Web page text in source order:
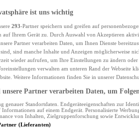
ist uns wichtig
293-Partner speichern und greifen auf
auf Ihrem Gerät zu. Durch Auswahl von Akzeptieren
Partner verarbeiten Daten, um Ihnen Dienste
sind manche Inhalte und Anzeigen möglicherweise
wieder aufrufen, um Ihre Einstellungen zu ändern
verwalten am unteren Rand der Webseite
Weitere Informationen finden Sie in unserer
Partner verarbeiten Daten, um
genauer Standortdaten. Endgeräteeigenschaften zur
auf einem Endgerät. Personalisierte
von Inhalten, Zielgruppenforschung sowie
(Lieferanten)